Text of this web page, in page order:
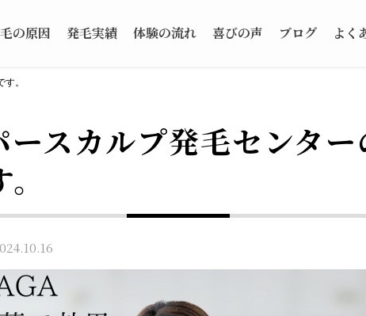
の原因 発毛実績 体験の流れ 喜びの声 ブログ よく
。
ースカルプ発毛センター